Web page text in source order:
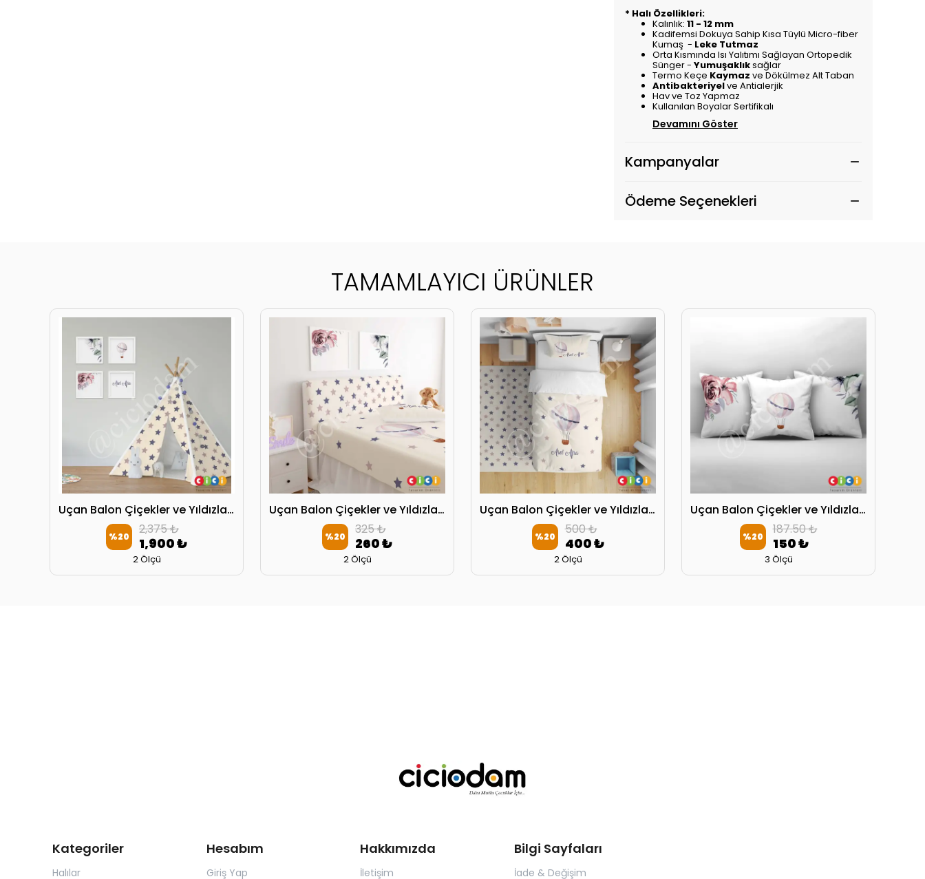
* Halı Özellikleri:
Kalınlık: 11 - 12 mm
Kadifemsi Dokuya Sahip Kısa Tüylü Micro-fiber
Kumaş - Leke Tutmaz
Orta Kısmında Isı Yalıtımı Sağlayan Ortopedik
Sünger - Yumuşaklıksağlar
Termo Keçe Kaymaz ve Dökülmez Alt Taban
Antibakteriyelve Antialerjik
Hav ve Toz Yapmaz
Kullanılan Boyalar Sertifikalı
Devamını Göster
Kampanyalar
Ödeme Seçenekleri
TAMAMLAYICI ÜRÜNLER
Uçan Balon Çiçekler ve Yıldızlar Oyun Çadırı
%20 2,375 ₺
1,900 ₺
2 Ölçü
Uçan Balon Çiçekler ve Yıldızlar Başlık Kılıfı
%20 325 ₺
260 ₺
2 Ölçü
Uçan Balon Çiçekler ve Yıldızlar Yatak Örtüsü
%20 500 ₺
400 ₺
2 Ölçü
Uçan Balon Çiçekler ve Yıldızlar Kırlent Kılıfı
%20 187.50 ₺
150 ₺
3 Ölçü
Kategoriler
Halılar
Hesabım
Giriş Yap
Hakkımızda
İletişim
Bilgi Sayfaları
İade & Değişim